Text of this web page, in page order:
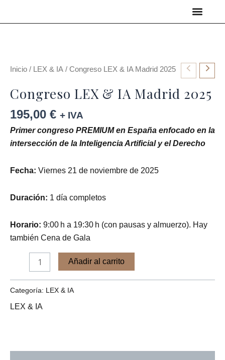
Inicio / LEX & IA / Congreso LEX & IA Madrid 2025
Congreso LEX & IA Madrid 2025
195,00 € + IVA
Primer congreso PREMIUM en España enfocado en la
intersección de la Inteligencia Artificial y el Derecho
Fecha: Viernes 21 de noviembre de 2025
Duración: 1 día completos
Horario: 9:00 h a 19:30 h (con pausas y almuerzo). Hay
también Cena de Gala
Congreso
&
Madrid
2025
cantidad
Añadir al carrito
Categoría: LEX & IA
LEX & IA